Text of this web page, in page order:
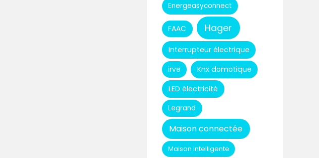
Energeasyconnect
FAAC Hager
Interrupteur électrique
irve
Knx domotique
LED électricité
Legrand
Maison connectée
Maison intelligente